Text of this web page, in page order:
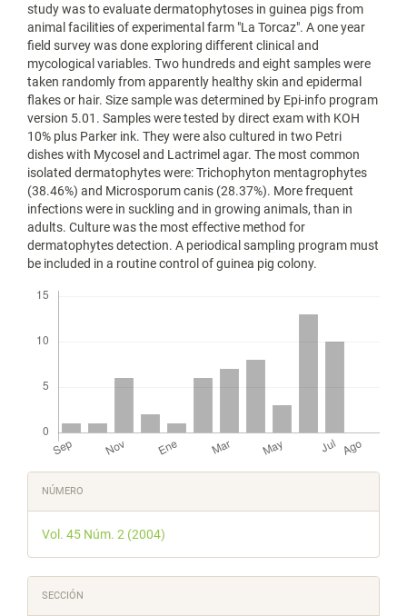
study was to evaluate dermatophytoses in guinea pigs from
animal facilities of experimental farm "La Torcaz". A one year
field survey was done exploring different clinical and
mycological variables. Two hundreds and eight samples were
taken randomly from apparently healthy skin and epidermal
flakes or hair. Size sample was determined by Epi-info program
version 5.01. Samples were tested by direct exam with KOH
10% plus Parker ink. They were also cultured in two Petri
dishes with Mycosel and Lactrimel agar. The most common
isolated dermatophytes were: Trichophyton mentagrophytes
(38.46%) and Microsporum canis (28.37%). More frequent
infections were in suckling and in growing animals, than in
adults. Culture was the most effective method for
dermatophytes detection. A periodical sampling program must
be included in a routine control of guinea pig colony.
Detalles
del
artículo
NÚMERO
Vol. 45 Núm. 2 (2004)
SECCIÓN